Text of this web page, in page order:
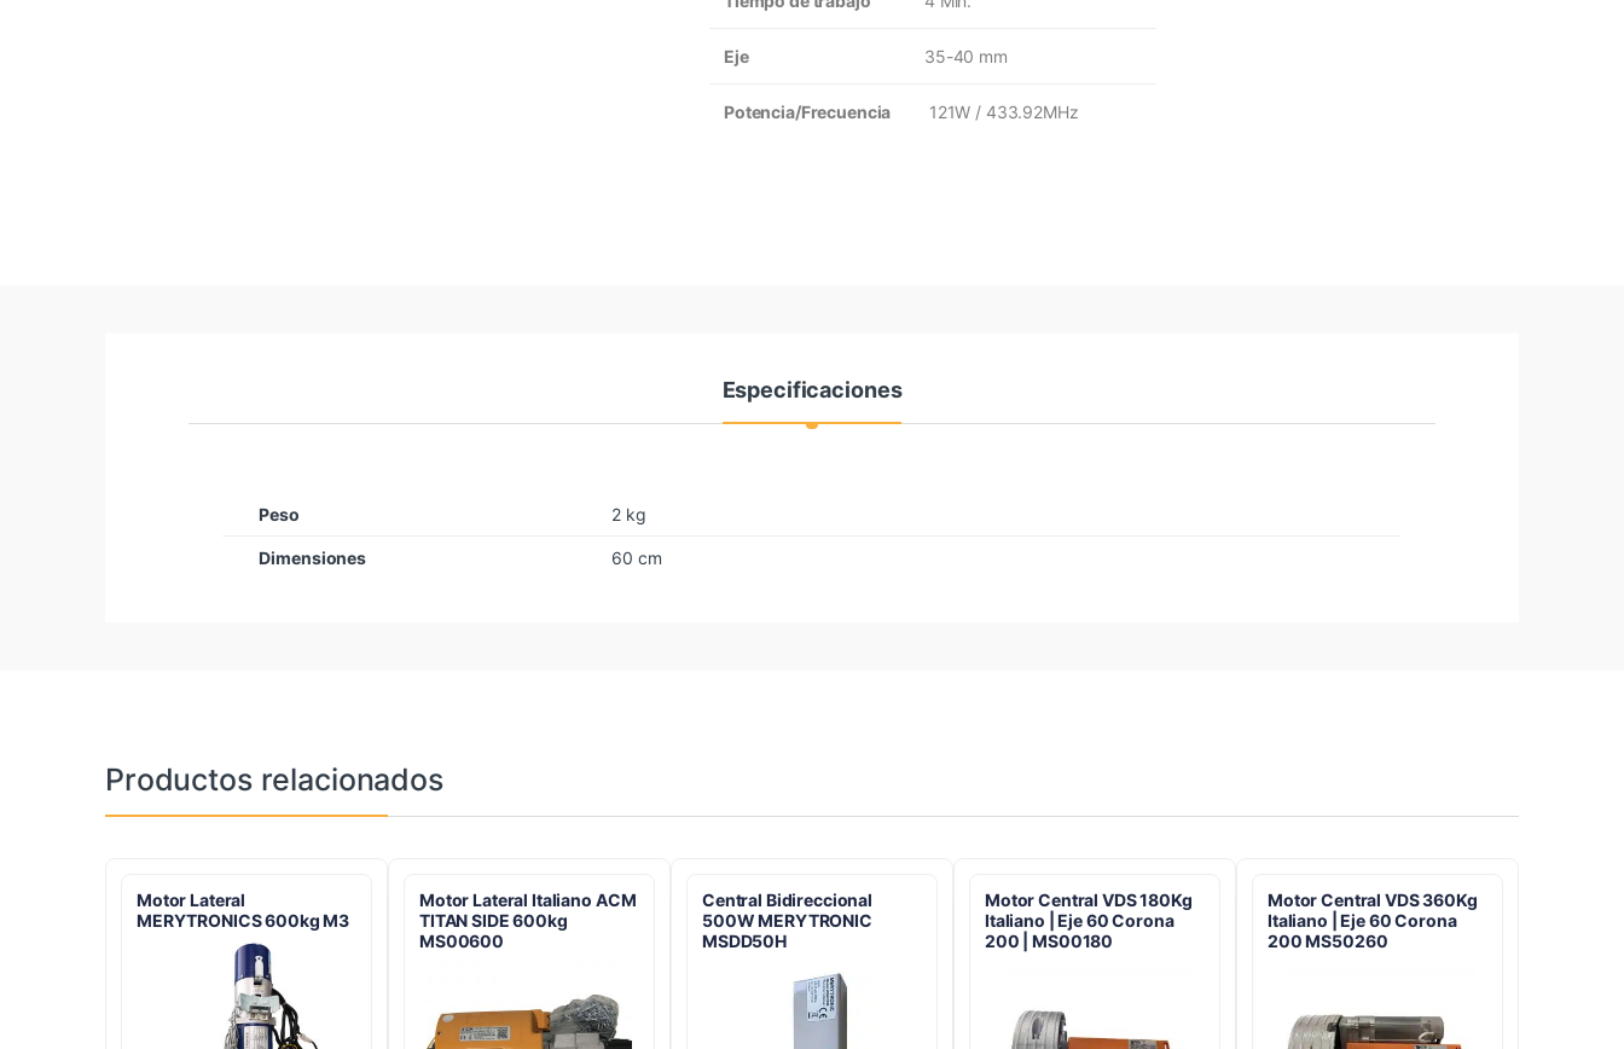
Eje 35-40 mm
Potencia/Frecuencia 121W / 433.92MHz
Especificaciones
Peso 2 kg
Dimensiones 60 cm
Productos relacionados
Motor Lateral
MERYTRONICS 600kg M3
Motor Lateral Italiano ACM
TITAN SIDE 600kg
MS00600
Central Bidireccional
500W MERYTRONIC
MSDD50H
Motor Central VDS 180Kg
Italiano | Eje 60 Corona
200 | MS00180
Motor Central VDS 360Kg
Italiano | Eje 60 Corona
200 MS50260